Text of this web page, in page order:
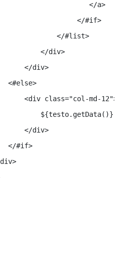
</a>
</#if>
</#list>
</div>
</div>
<#else>
<div class="col-md-12">
${testo.getData()}
</div>
</#if>